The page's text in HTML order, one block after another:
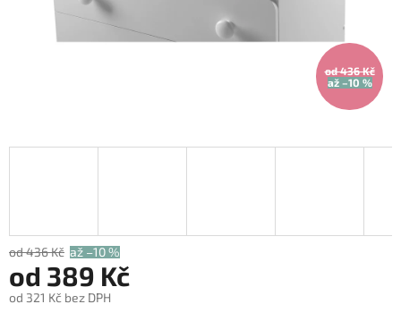
od 436 Kč
až –10 %
od 436 Kč až –10 %
od 389 Kč
od 321 Kč bez DPH